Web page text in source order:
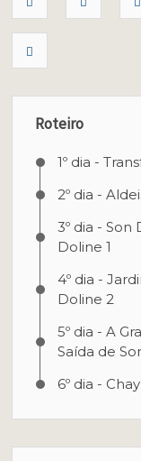
Roteiro
1º dia -
2º dia -
3º dia -
Doline 1
4º dia -
Doline 2
5º dia - A
Saída de
6º dia -